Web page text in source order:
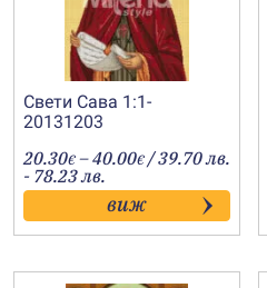
Свети Сава 1:1-
20131203
20.30€ –40.00€Price
range:
20.30€
through
40.00€
/ 39.70 лв.
- 78.23 лв.
виж